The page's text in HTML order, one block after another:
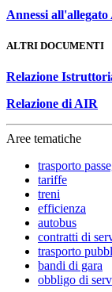
Annessi
ALTRI DOCUMENTI
Relazione
Relazione di AIR
Aree tematiche
trasporto
tariffe
treni
efficienza
autobus
contratti di
trasporto
bandi di gara
obbligo di